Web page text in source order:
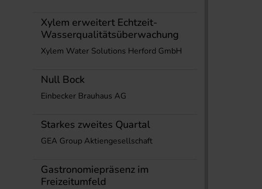
Xylem erweitert Echtzeit-
Wasserqualitätsüberwachung
Xylem Water Solutions Herford GmbH
Null Bock
Einbecker Brauhaus AG
Starkes zweites Quartal
GEA Group Aktiengesellschaft
Gastronomiepräsenz im
Freizeitumfeld